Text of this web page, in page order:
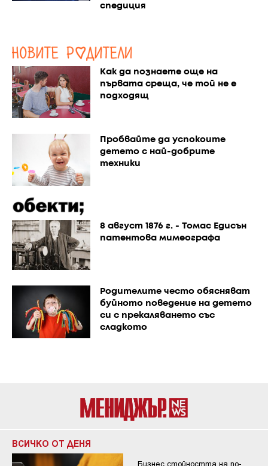
спедиция
Как да познаете още на
първата среща, че той не е
подходящ
Пробвайте да успокоите
детето с най-добрите
техники
8 август 1876 г. - Томас Едисън
патентова мимеографа
Родителите често обясняват
буйното поведение на детето
си с прекаляването със
сладкото
ВСИЧКО ОТ ДЕНЯ
Бизнес стойността на по-